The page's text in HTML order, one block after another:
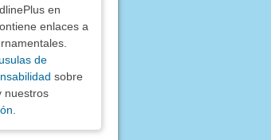
en
enlaces a
de
sobre
nuestros